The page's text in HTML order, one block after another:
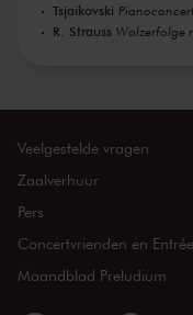
Tsjaikovski
R. Strauss Walzerfolge
Veelgestelde vragen
Zaalverhuur
Pers
Concertvrienden en Entrée
Maandblad Preludium